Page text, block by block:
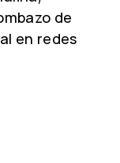
de
en redes